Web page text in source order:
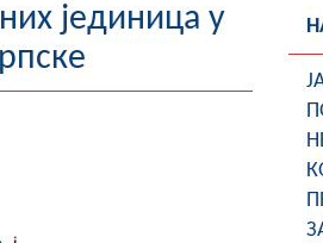
јединица у